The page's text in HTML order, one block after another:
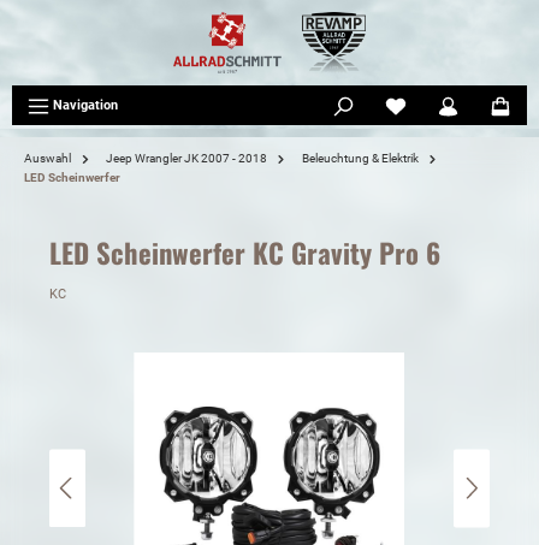
Navigation
Auswahl Jeep Wrangler JK 2007 - 2018
Beleuchtung & Elektrik
LED Scheinwerfer
LED Scheinwerfer KC Gravity Pro 6
KC